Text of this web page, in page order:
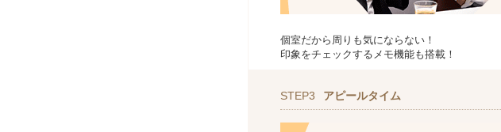
個室だから周りも気にならない！
印象をチェックするメモ機能も搭載！
STEP3 アピールタイム